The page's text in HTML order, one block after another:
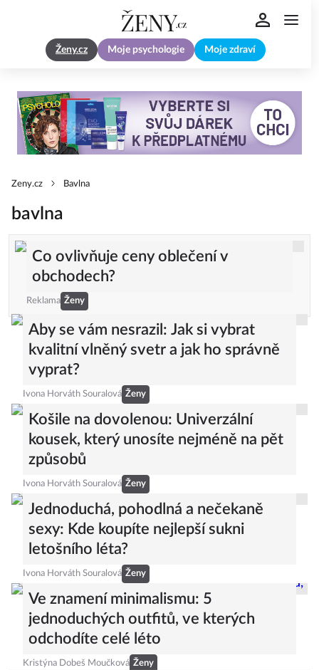
Ženy.cz Moje psychologie Moje zdraví
Zeny.cz Bavlna
bavlna
Co ovlivňuje ceny oblečení v
obchodech?
Reklama Ženy
Aby se vám nesrazil: Jak si vybrat
kvalitní vlněný svetr a jak ho správně
vyprat?
Ivona Horváth Souralová Ženy
Košile na dovolenou: Univerzální
kousek, který unosíte nejméně na pět
způsobů
Ivona Horváth Souralová Ženy
Jednoduchá, pohodlná a nečekaně
sexy: Kde koupíte nejlepší sukni
letošního léta?
Ivona Horváth Souralová Ženy
Ve znamení minimalismu: 5
jednoduchých outfitů, ve kterých
odchodíte celé léto
Kristýna Dobeš Moučková Ženy